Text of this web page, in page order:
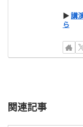
▶講
ら
関連記事